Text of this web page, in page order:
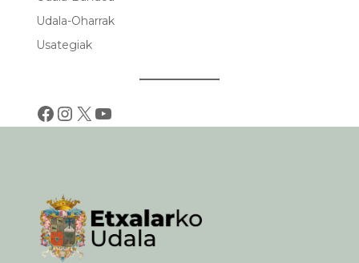
Udala-Oharrak
Usategiak
Facebook
Instagram
X YouTube